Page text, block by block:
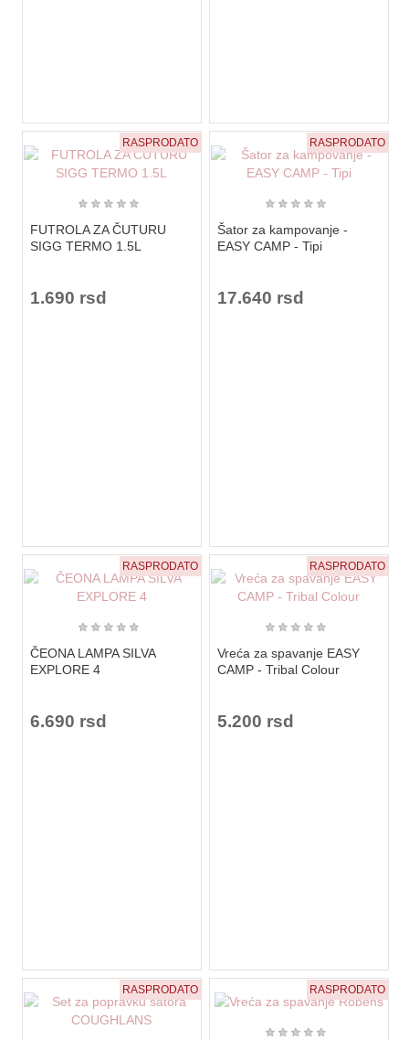
RASPRODATO
★ ★ ★ ★ ★
FUTROLA ZA ČUTURU
SIGG TERMO 1.5L
1.690 rsd
RASPRODATO
★ ★ ★ ★ ★
Šator za kampovanje -
EASY CAMP - Tipi
17.640 rsd
RASPRODATO
★ ★ ★ ★ ★
ČEONA LAMPA SILVA
EXPLORE 4
6.690 rsd
RASPRODATO
★ ★ ★ ★ ★
Vreća za spavanje EASY
CAMP - Tribal Colour
5.200 rsd
RASPRODATO RASPRODATO
★ ★ ★ ★ ★